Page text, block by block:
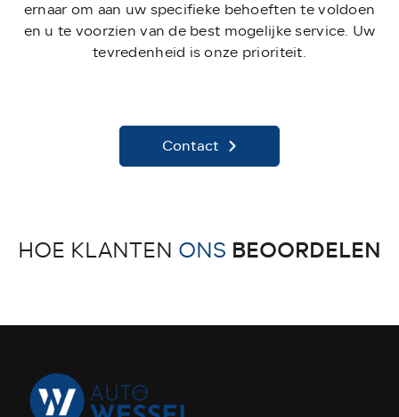
ernaar om aan uw specifieke behoeften te voldoen
en u te voorzien van de best mogelijke service. Uw
tevredenheid is onze prioriteit.
Contact
HOE KLANTEN ONS BEOORDELEN